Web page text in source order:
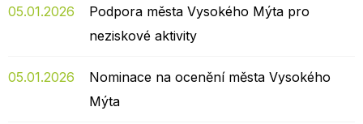
05.01.2026
Podpora města Vysokého Mýta pro
neziskové aktivity
05.01.2026
Nominace na ocenění města Vysokého
Mýta